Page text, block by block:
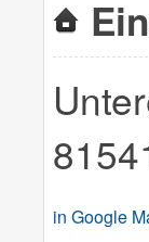
in Google